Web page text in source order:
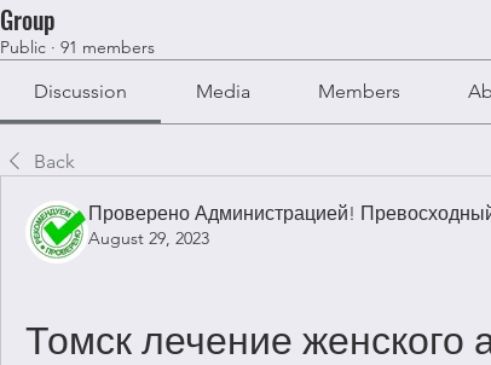
Group
Public · 91 members
Discussion Media Members
Back
Проверено Администрацией!
August 29, 2023
Томск лечение женского